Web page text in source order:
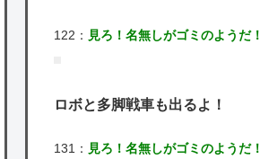
122： 見ろ！名無しがゴミのようだ！
ロボと多脚戦車も出るよ！
131： 見ろ！名無しがゴミのようだ！